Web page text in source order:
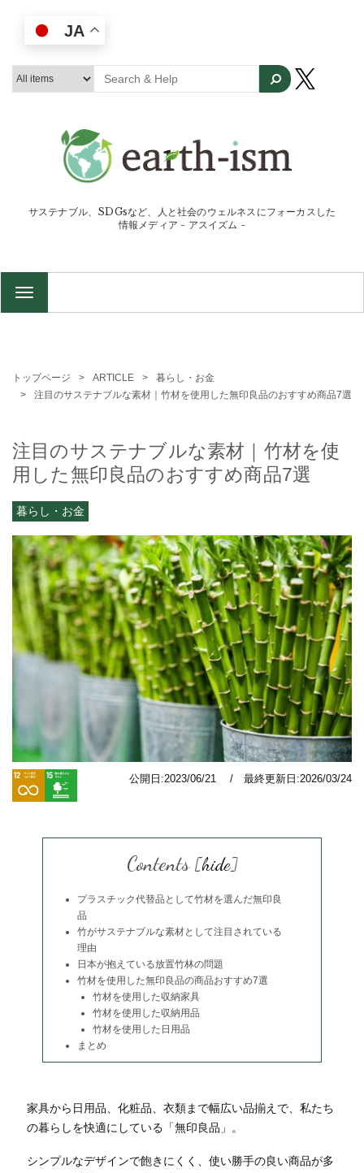
サステナブル、SDGsなど、人と社会のウェルネスにフォーカスした
情報メディア - アスイズム -
TOGGLE
トップページ ARTICLE
暮らし・お金
注目のサステナブルな素材｜竹材を使用した無印良品のおすすめ商品7選
注目のサステナブルな素材｜竹材を使
用した無印良品のおすすめ商品7選
暮らし・お金
公開日:2023/06/21 / 最終更新日:2026/03/24
Contents [hide]
プラスチック代替品として竹材を選んだ無印良
品
竹がサステナブルな素材として注目されている
理由
日本が抱えている放置竹林の問題
竹材を使用した無印良品の商品おすすめ7選
竹材を使用した収納家具
竹材を使用した収納用品
竹材を使用した日用品
まとめ
家具から日用品、化粧品、衣類まで幅広い品揃えで、私たち
の暮らしを快適にしている「無印良品」。
シンプルなデザインで飽きにくく、使い勝手の良い商品が多
JA